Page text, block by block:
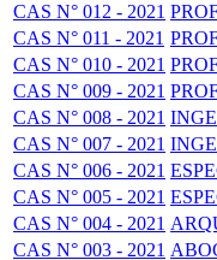
CAS N° 012 - 2021
CAS N° 011 - 2021
CAS N° 010 - 2021
CAS N° 009 - 2021
CAS N° 008 - 2021
CAS N° 007 - 2021
CAS N° 006 - 2021
CAS N° 005 - 2021
CAS N° 004 - 2021
CAS N° 003 - 2021